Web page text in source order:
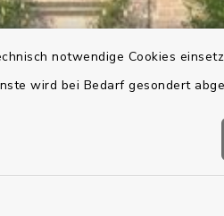
notwendige Cookies
wird bei Bedarf gesondert